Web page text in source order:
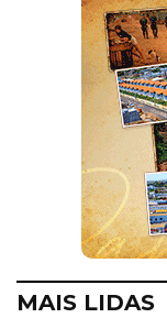
MAIS LIDAS